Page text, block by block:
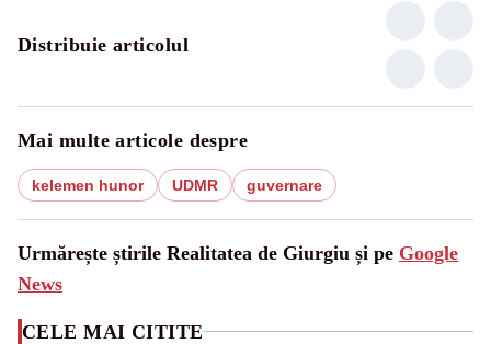
Distribuie articolul
Mai multe articole despre
kelemen hunor UDMR guvernare
Urmărește știrile Realitatea de Giurgiu și pe Google
News
CELE MAI CITITE